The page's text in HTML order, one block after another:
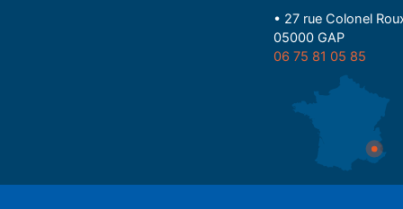
• 27 rue Colonel
05000 GAP
06 75 81 05 85